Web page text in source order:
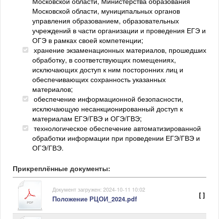
Московской области, муниципальных органов
управления образованием, образовательных
учреждений в части организации и проведения ЕГЭ и
ОГЭ в рамках своей компетенции;
хранение экзаменационных материалов, прошедших
обработку, в соответствующих помещениях,
исключающих доступ к ним посторонних лиц и
обеспечивающих сохранность указанных
материалов;
обеспечение информационной безопасности,
исключающую несанкционированный доступ к
материалам ЕГЭ/ГВЭ и ОГЭ/ГВЭ;
технологическое обеспечение автоматизированной
обработки информации при проведении ЕГЭ/ГВЭ и
ОГЭ/ГВЭ.
Прикреплённые документы:
Документ загружен: 2024-10-11 10:02
Положение РЦОИ_2024.pdf [ ]